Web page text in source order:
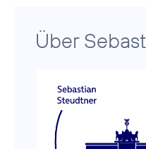
Über